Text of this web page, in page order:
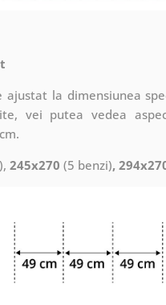
la dimensiunea
vei putea vedea
245x270 (5 benzi),